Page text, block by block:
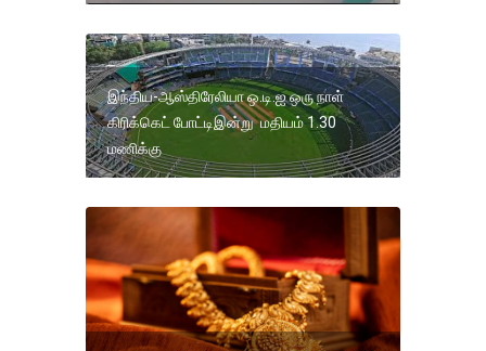
இந்திய-ஆஸ்திரேலியா ஒ.டி.ஐ ஒரு நாள்
கிரிக்கெட் போட்டிஇன்று மதியம் 1.30
மணிக்கு